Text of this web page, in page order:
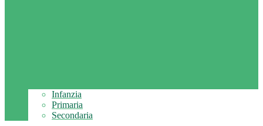
Infanzia
Primaria
Secondaria